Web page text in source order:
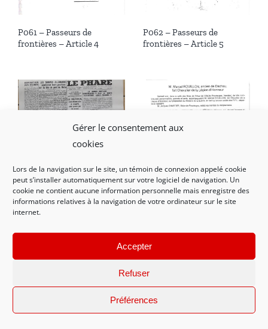
Gérer le consentement aux
cookies
Lors de la navigation sur le site, un témoin de connexion appelé cookie
peut s’installer automatiquement sur votre logiciel de navigation. Un
cookie ne contient aucune information personnelle mais enregistre des
informations relatives à la navigation de votre ordinateur sur le site
internet.
Accepter
Refuser
Préférences
P061 – Passeurs de
frontières – Article 4
P062 – Passeurs de
frontières – Article 5
d’Eysses
P065 – Ouest France –